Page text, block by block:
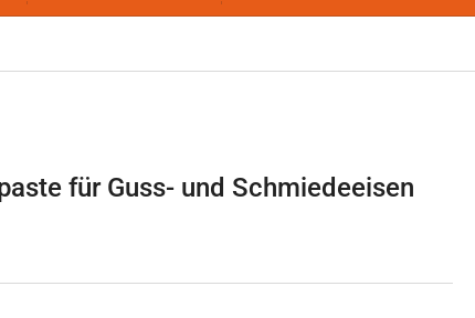
R
o
für Guss- und Schmiedeeisen